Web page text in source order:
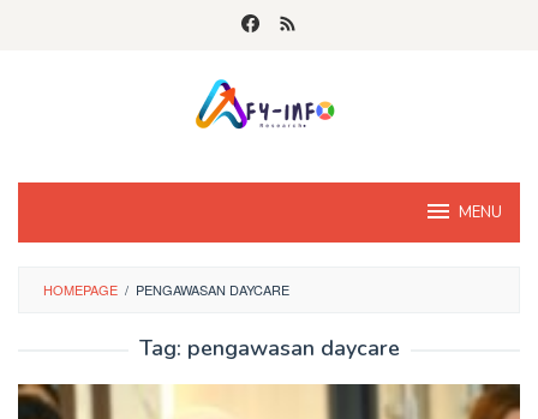
MENU
HOMEPAGE / PENGAWASAN DAYCARE
Tag: pengawasan daycare